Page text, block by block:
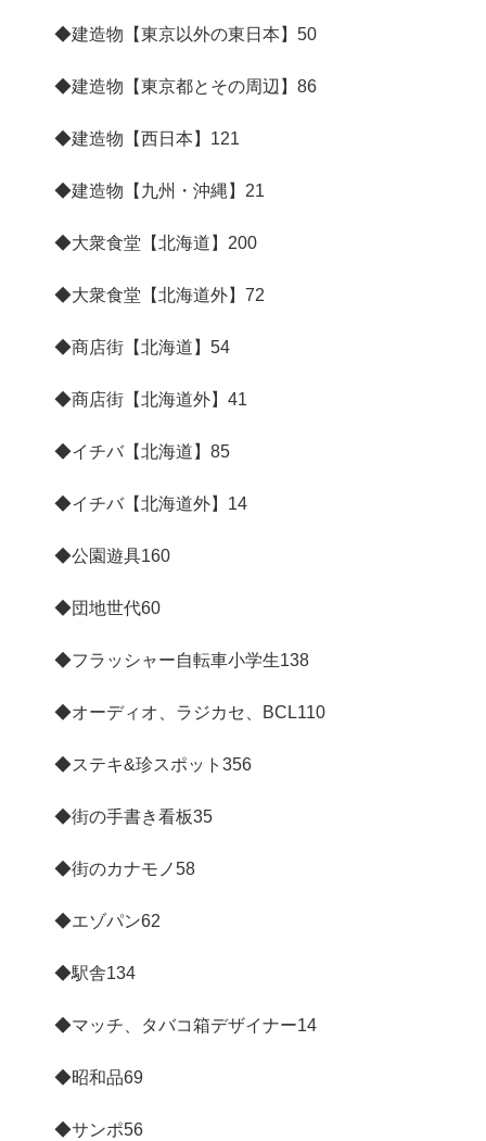
◆建造物【東京以外の東日本】 50
◆建造物【東京都とその周辺】 86
◆建造物【西日本】 121
◆建造物【九州・沖縄】 21
◆大衆食堂【北海道】 200
◆大衆食堂【北海道外】 72
◆商店街【北海道】 54
◆商店街【北海道外】 41
◆イチバ【北海道】 85
◆イチバ【北海道外】 14
◆公園遊具160
◆団地世代60
◆フラッシャー自転車小学生138
◆オーディオ、ラジカセ、BCL110
◆ステキ&珍スポット 356
◆街の手書き看板35
◆街のカナモノ58
◆エゾパン62
◆駅舎134
◆マッチ、タバコ箱デザイナー14
◆昭和品69
◆サンポ56